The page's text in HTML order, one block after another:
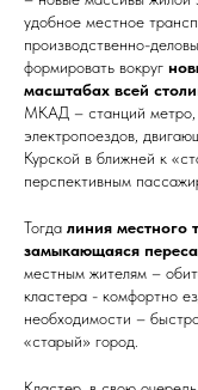
удобное местное
производственно-
формировать вокруг
масштабах всей
МКАД – станций метро,
электропоездов,
Курской в ближней к
перспективным
Тогда линия местного
замыкающаяся
местным жителям –
кластера - комфортно
необходимости –
«старый» город.